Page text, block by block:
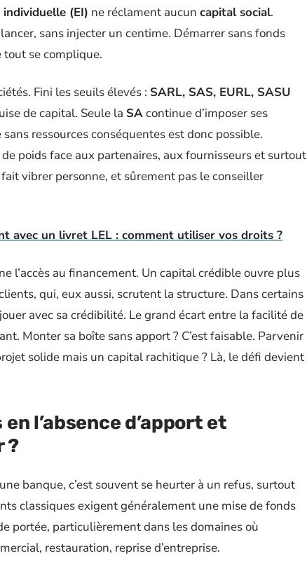
(EI) ne réclament aucun capital social.
sans injecter un centime. Démarrer sans fonds
tout se complique.
Fini les seuils élevés : SARL, SAS, EURL, SASU
de capital. Seule la SAcontinue d’imposer ses
ressources conséquentes est donc possible.
poids face aux partenaires, aux fournisseurs et surtout
vibrer personne, et sûrement pas le conseiller
avec un livret LEL : comment utiliser vos droits ?
l’accès au financement. Un capital crédible ouvre plus
qui, eux aussi, scrutent la structure. Dans certains
avec sa crédibilité. Le grand écart entre la facilité de
Monter sa boîte sans apport ? C’est faisable. Parvenir
solide mais un capital rachitique ? Là, le défi devient
l’absence d’apport et
?
banque, c’est souvent se heurter à un refus, surtout
classiques exigent généralement une mise de fonds
portée, particulièrement dans les domaines où
restauration, reprise d’entreprise.